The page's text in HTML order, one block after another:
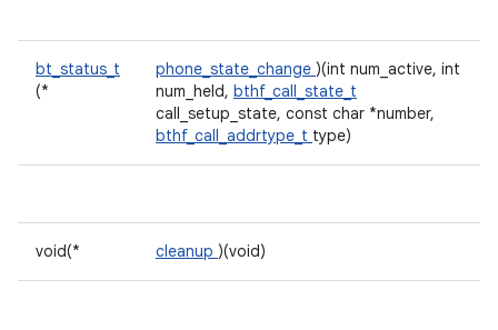
bt_status_t
(*
phone_state_change )(int num_active, int
num_held, bthf_call_state_t
call_setup_state, const char *number,
bthf_call_addrtype_t type)
void(* cleanup )(void)